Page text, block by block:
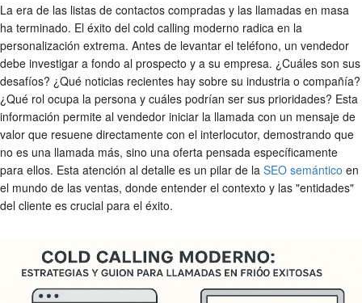
La era de las listas de contactos compradas y las llamadas en masa
ha terminado. El éxito del cold calling moderno radica en la
personalización extrema. Antes de levantar el teléfono, un vendedor
debe investigar a fondo al prospecto y a su empresa. ¿Cuáles son sus
desafíos? ¿Qué noticias recientes hay sobre su industria o compañía?
¿Qué rol ocupa la persona y cuáles podrían ser sus prioridades? Esta
información permite al vendedor iniciar la llamada con un mensaje de
valor que resuene directamente con el interlocutor, demostrando que
no es una llamada más, sino una oferta pensada específicamente
para ellos. Esta atención al detalle es un pilar de la SEO semántico en
el mundo de las ventas, donde entender el contexto y las "entidades"
del cliente es crucial para el éxito.